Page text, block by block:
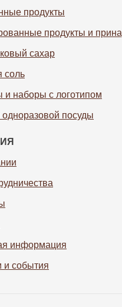
продукты
продукты и
сахар
соль
и наборы с логотипом
посуды
информация
и события